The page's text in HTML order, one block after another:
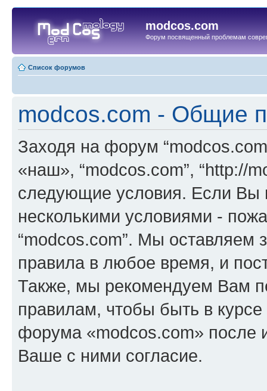
modcos.com
Форум посвященный проблемам
Список форумов
modcos.com - Общие
Заходя на форум
«наш», “modcos.com”, “http://
следующие условия. Если Вы
несколькими условиями -
“modcos.com”. Мы оставляем
правила в любое время, и
Также, мы рекомендуем Вам
правилам, чтобы быть в
форума «modcos.com» после
Ваше с ними согласие.